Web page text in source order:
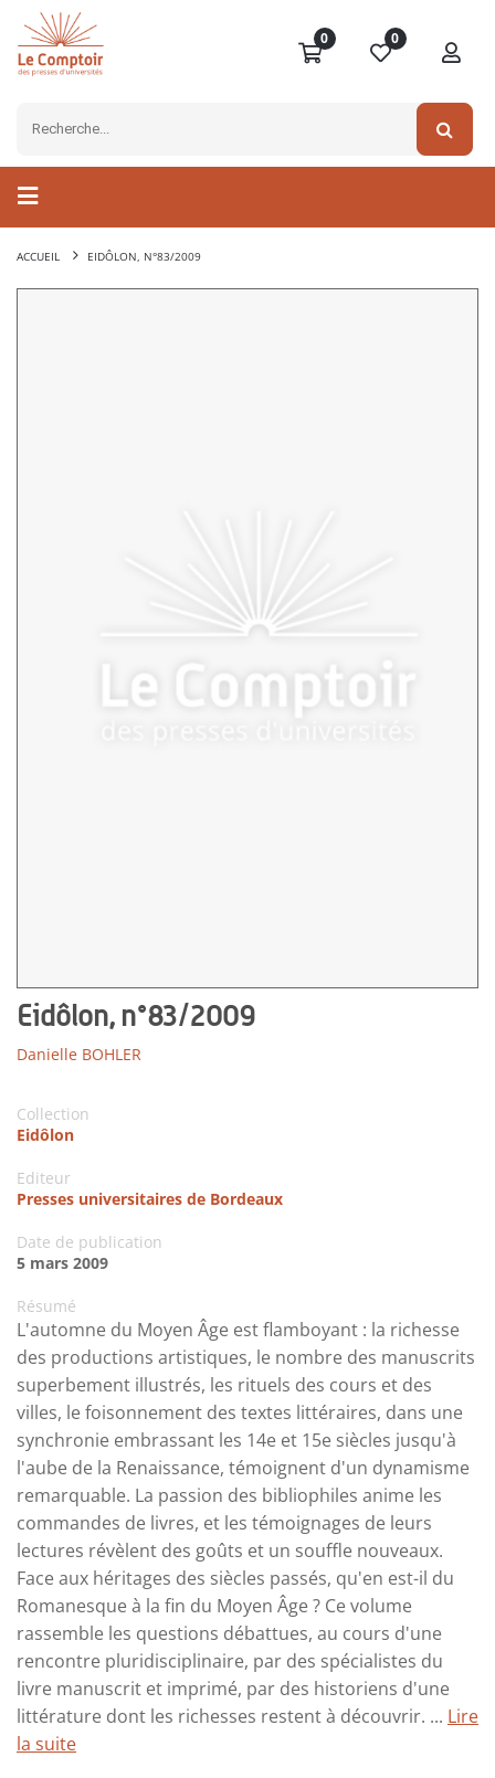
0 0
ACCUEIL EIDÔLON, N°83/2009
Eidôlon, n°83/2009
Danielle BOHLER
Collection
Eidôlon
Editeur
Presses universitaires de Bordeaux
Date de publication
5 mars 2009
Résumé
L'automne du Moyen Âge est flamboyant : la richesse
des productions artistiques, le nombre des manuscrits
superbement illustrés, les rituels des cours et des
villes, le foisonnement des textes littéraires, dans une
synchronie embrassant les 14e et 15e siècles jusqu'à
l'aube de la Renaissance, témoignent d'un dynamisme
remarquable. La passion des bibliophiles anime les
commandes de livres, et les témoignages de leurs
lectures révèlent des goûts et un souffle nouveaux.
Face aux héritages des siècles passés, qu'en est-il du
Romanesque à la fin du Moyen Âge ? Ce volume
rassemble les questions débattues, au cours d'une
rencontre pluridisciplinaire, par des spécialistes du
livre manuscrit et imprimé, par des historiens d'une
littérature dont les richesses restent à découvrir. ... Lire
la suite